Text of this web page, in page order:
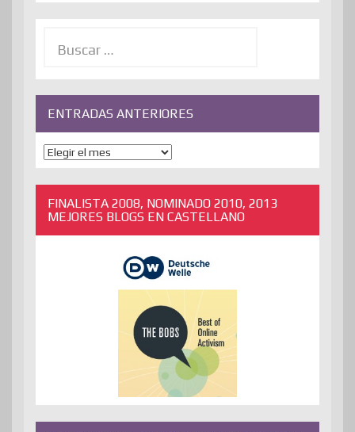
ENTRADAS ANTERIORES
ENTRADAS
ANTERIORES
FINALISTA 2008, NOMINADO 2010, 2013
MEJORES BLOGS EN CASTELLANO